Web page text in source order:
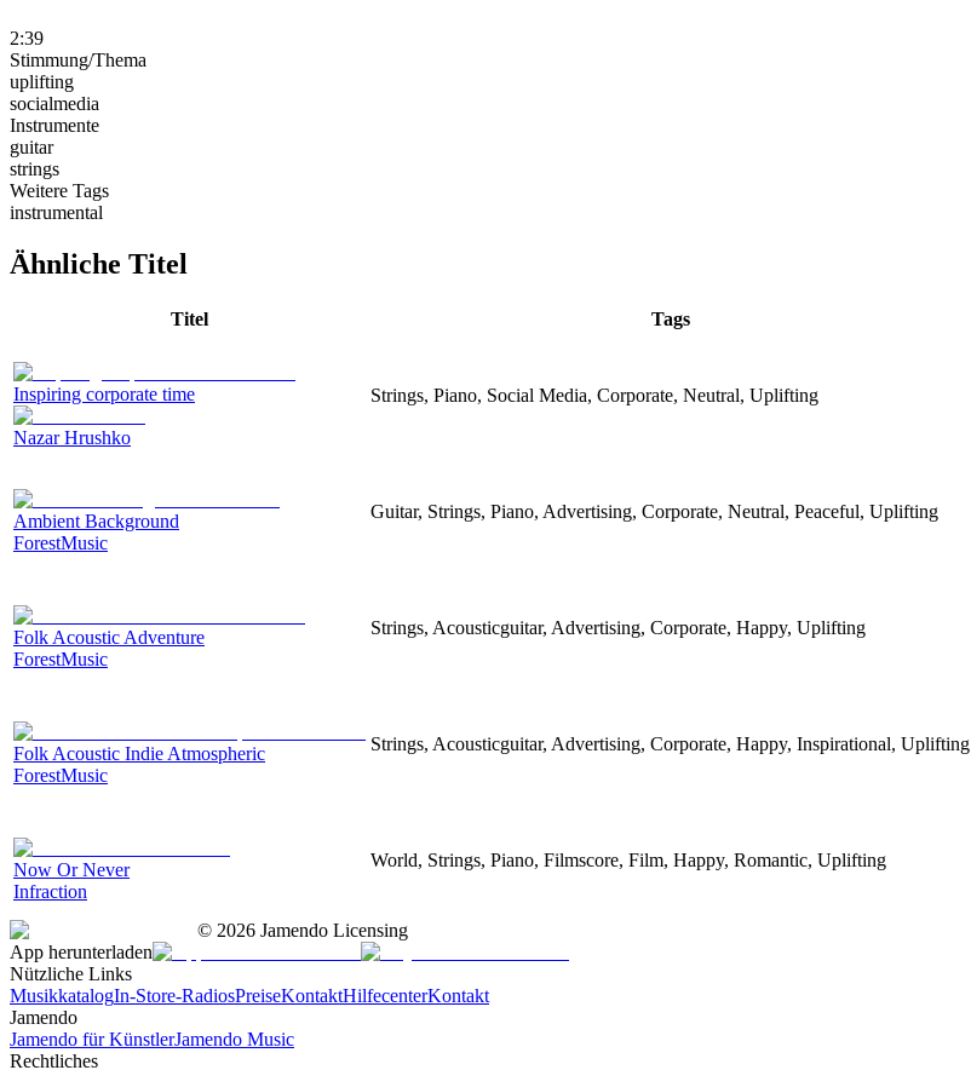
2:39
Stimmung/Thema
uplifting
socialmedia
Instrumente
guitar
strings
Weitere Tags
instrumental
Ähnliche Titel
Titel Tags
Inspiring corporate time
Nazar Hrushko
Strings, Piano, Social Media, Corporate, Neutral, Uplifting
Ambient Background
ForestMusic
Guitar, Strings, Piano, Advertising, Corporate, Neutral, Peaceful, Uplifting
Folk Acoustic Adventure
ForestMusic
Strings, Acousticguitar, Advertising, Corporate, Happy, Uplifting
Folk Acoustic Indie Atmospheric
ForestMusic
Strings, Acousticguitar, Advertising, Corporate, Happy, Inspirational, Uplifting
Now Or Never
Infraction
World, Strings, Piano, Filmscore, Film, Happy, Romantic, Uplifting
© 2026 Jamendo Licensing
App herunterladen
Nützliche Links
MusikkatalogIn-Store-RadiosPreiseKontaktHilfecenterKontakt
Jamendo
Jamendo für KünstlerJamendo Music
Rechtliches